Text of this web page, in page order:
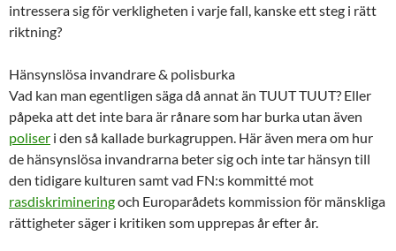
intressera sig för verkligheten i varje fall, kanske ett steg i rätt
riktning?
Hänsynslösa invandrare & polisburka
Vad kan man egentligen säga då annat än TUUT TUUT? Eller
påpeka att det inte bara är rånare som har burka utan även
poliser i den så kallade burkagruppen. Här även mera om hur
de hänsynslösa invandrarna beter sig och inte tar hänsyn till
den tidigare kulturen samt vad FN:s kommitté mot
rasdiskrimineringoch Europarådets kommission för mänskliga
rättigheter säger i kritiken som upprepas år efter år.